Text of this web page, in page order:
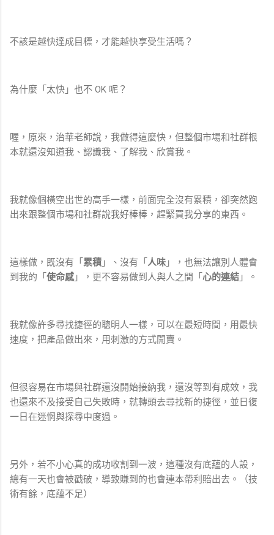
不該是越快達成目標，才能越快享受生活嗎？
為什麼「太快」也不 OK 呢？
喔，原來，治華老師說，我做得這麼快，但整個市場和社群根
本就還沒知道我、認識我、了解我、欣賞我。
我就像個橫空出世的高手一樣，前面完全沒有累積，卻突然跑
出來跟整個市場和社群說我好棒棒，趕緊買我分享的東西。
這樣做，既沒有「 累積 」、沒有「 人味 」，也無法讓別人體會
到我的「 使命感」，更不容易做到人與人之間「 心的連結 」。
我就像許多尋找捷徑的聰明人一樣，可以在最短時間，用最快
速度，把產品做出來，用刺激的方式開賣。
但很容易在市場與社群還沒開始接納我，還沒等到有成效，我
也還來不及接受自己失敗時，就轉頭去尋找新的捷徑，並日復
一日在迷惘與探尋中度過。
另外，若不小心真的成功收割到一波，這種沒有底蘊的人設，
總有一天也會被戳破，導致賺到的也會連本帶利賠出去。（技
術有餘，底蘊不足）